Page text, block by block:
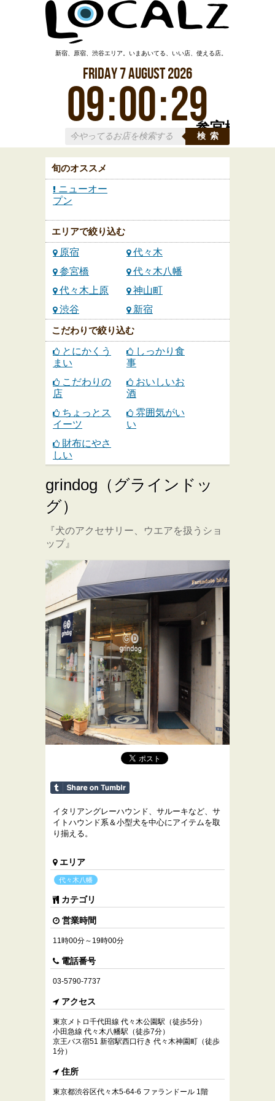
参宮橋
新宿、原宿、渋谷エリア。いまあいてる、いい店、使える店。
Friday7August2026
09:00:29
検索
旬のオススメ
ニューオー
プン
エリアで絞り込む
原宿
代々木
参宮橋
代々木八幡
代々木上原
神山町
渋谷
新宿
こだわりで絞り込む
とにかくう
まい
しっかり食
事
こだわりの
店
おいしいお
酒
ちょっとス
イーツ
雰囲気がい
い
財布にやさ
しい
grindog（グラインドッ
グ）
『犬のアクセサリー、ウエアを扱うショ
ップ』
イタリアングレーハウンド、サルーキなど、サ
イトハウンド系＆小型犬を中心にアイテムを取
り揃える。
エリア
代々木八幡
カテゴリ
営業時間
11時00分～19時00分
電話番号
03-5790-7737
アクセス
東京メトロ千代田線 代々木公園駅（徒歩5分）
小田急線 代々木八幡駅（徒歩7分）
京王バス宿51 新宿駅西口行き 代々木神園町（徒歩
1分）
住所
東京都渋谷区代々木5-64-6 ファランドール 1階